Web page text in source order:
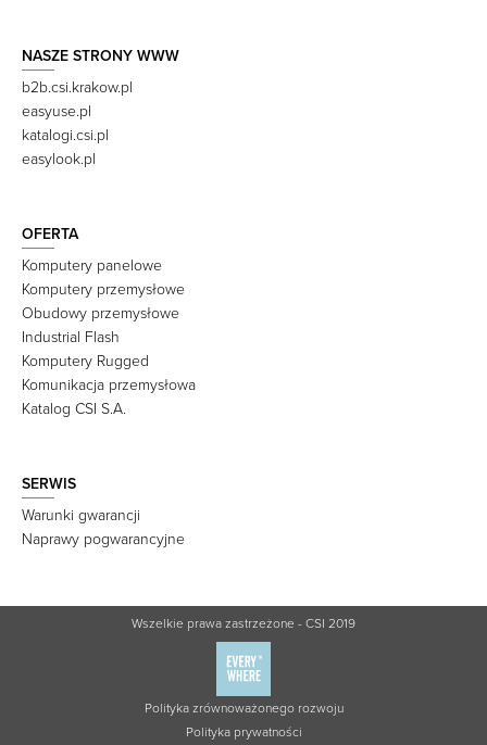
NASZE STRONY WWW
b2b.csi.krakow.pl
easyuse.pl
katalogi.csi.pl
easylook.pl
OFERTA
Komputery panelowe
Komputery przemysłowe
Obudowy przemysłowe
Industrial Flash
Komputery Rugged
Komunikacja przemysłowa
Katalog CSI S.A.
SERWIS
Warunki gwarancji
Naprawy pogwarancyjne
Wszelkie prawa zastrzeżone - CSI 2019
Polityka zrównoważonego rozwoju
Polityka prywatności